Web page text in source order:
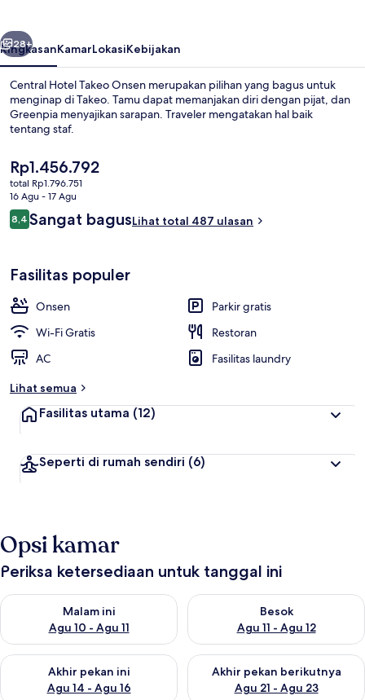
Mata air panas
Berikutnya
28+
RingkasanKamarLokasiKebijakan
Central Hotel Takeo Onsen merupakan pilihan yang bagus untuk
menginap di Takeo. Tamu dapat memanjakan diri dengan pijat, dan
Greenpia menyajikan sarapan. Traveler mengatakan hal baik
tentang staf.
Harga
saat
ini
Rp1.456.792
Rp1.456.792
total Rp1.796.751
16 Agu - 17 Agu
Ulasan
8,48,4 dari 10
Sangat bagusLihat total 487 ulasan
Fasilitas populer
Onsen
Parkir gratis
Wi-Fi Gratis
Restoran
AC
Fasilitas laundry
Lihat semua
Fasilitas utama (12)
Seperti di rumah sendiri (6)
Opsi kamar
Periksa ketersediaan untuk tanggal ini
Malam ini
Agu 10 - Agu 11
Periksa ketersediaan untuk malam ini Agu 10 - Agu 11
Besok
Agu 11 - Agu 12
Periksa ketersediaan untuk
Akhir pekan ini
Agu 14 - Agu 16
Periksa ketersediaan untuk akhir pekan ini Agu 14 - Agu 16
Akhir pekan berikutnya
Agu 21 - Agu 23
Periksa ketersediaan untuk